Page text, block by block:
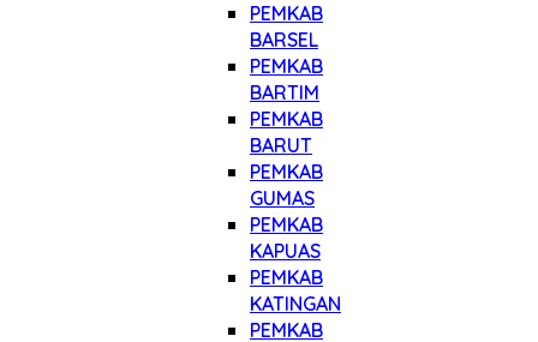
PEMKAB
BARSEL
PEMKAB
BARTIM
PEMKAB
BARUT
PEMKAB
GUMAS
PEMKAB
KAPUAS
PEMKAB
KATINGAN
PEMKAB